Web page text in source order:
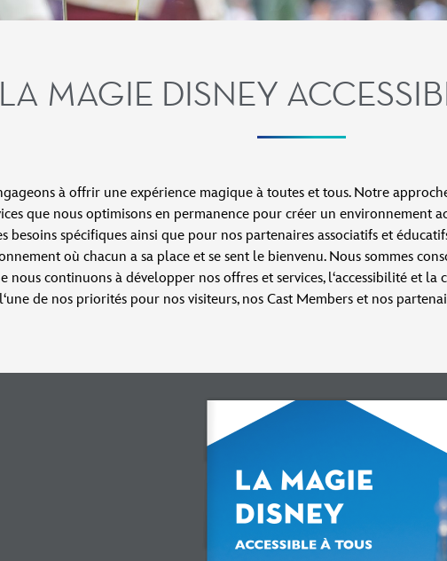
LA MAGIE DISNEY
à offrir une expérience magique à toutes et tous. Notre
que nous optimisons en permanence pour créer un environnement
besoins spécifiques ainsi que pour nos partenaires associatifs et
où chacun a sa place et se sent le bienvenu. Nous sommes
nous continuons à développer nos offres et services, l‘accessibilité et
l‘une de nos priorités pour nos visiteurs, nos Cast Members et nos
LA MAGIE
DISNEY
ACCESSIBLE À TOUS